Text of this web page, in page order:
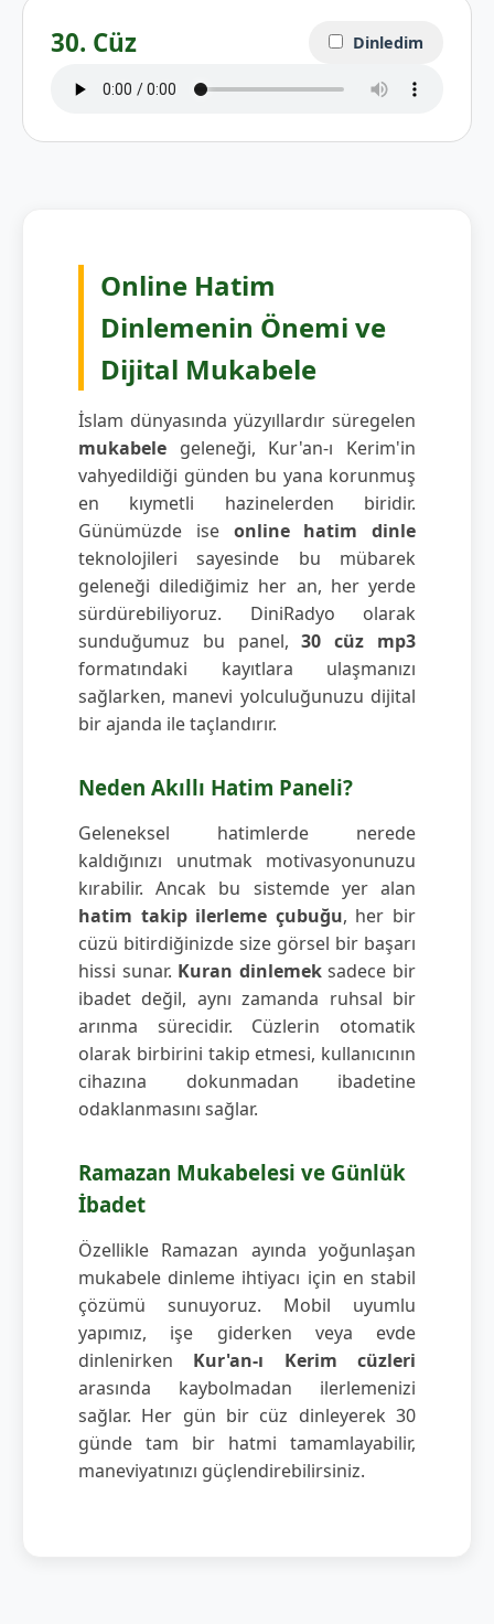
30. Cüz Dinledim
Online Hatim
Dinlemenin Önemi ve
Dijital Mukabele
İslam dünyasında yüzyıllardır süregelen
mukabele geleneği, Kur'an-ı Kerim'in
vahyedildiği günden bu yana korunmuş
en kıymetli hazinelerden biridir.
Günümüzde ise online hatim dinle
teknolojileri sayesinde bu mübarek
geleneği dilediğimiz her an, her yerde
sürdürebiliyoruz. DiniRadyo olarak
sunduğumuz bu panel,30 cüz mp3
formatındaki kayıtlara ulaşmanızı
sağlarken, manevi yolculuğunuzu dijital
bir ajanda ile taçlandırır.
Neden Akıllı Hatim Paneli?
Geleneksel hatimlerde nerede
kaldığınızı unutmak motivasyonunuzu
kırabilir. Ancak bu sistemde yer alan
hatim takip ilerleme çubuğu, her bir
cüzü bitirdiğinizde size görsel bir başarı
hissi sunar. Kuran dinlemeksadece bir
ibadet değil, aynı zamanda ruhsal bir
arınma sürecidir. Cüzlerin otomatik
olarak birbirini takip etmesi, kullanıcının
cihazına dokunmadan ibadetine
odaklanmasını sağlar.
Ramazan Mukabelesi ve Günlük
İbadet
Özellikle Ramazan ayında yoğunlaşan
mukabele dinleme ihtiyacı için en stabil
çözümü sunuyoruz. Mobil uyumlu
yapımız, işe giderken veya evde
dinlenirken Kur'an-ı Kerim cüzleri
arasında kaybolmadan ilerlemenizi
sağlar. Her gün bir cüz dinleyerek 30
günde tam bir hatmi tamamlayabilir,
maneviyatınızı güçlendirebilirsiniz.